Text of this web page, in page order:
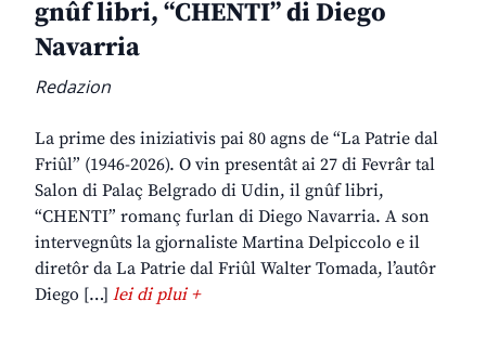
gnûf libri, “CHENTI” di Diego
Navarria
Redazion
La prime des iniziativis pai 80 agns de “La Patrie dal
Friûl” (1946-2026). O vin presentât ai 27 di Fevrâr tal
Salon di Palaç Belgrado di Udin, il gnûf libri,
“CHENTI” romanç furlan di Diego Navarria. A son
intervegnûts la gjornaliste Martina Delpiccolo e il
diretôr da La Patrie dal Friûl Walter Tomada, l’autôr
Diego […] lei di plui +